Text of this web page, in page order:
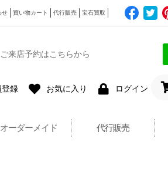
せ 買い物カート 代行販売 宝石買取
ご来店予約はこちらから
登録 お気に入り ログイン
オーダーメイド 代行販売